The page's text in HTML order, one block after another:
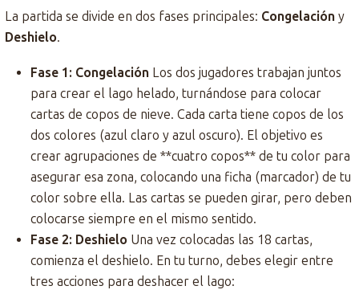
La partida se divide en dos fases principales: Congelación y
Deshielo.
Fase 1: Congelación Los dos jugadores trabajan juntos
para crear el lago helado, turnándose para colocar
cartas de copos de nieve. Cada carta tiene copos de los
dos colores (azul claro y azul oscuro). El objetivo es
crear agrupaciones de **cuatro copos** de tu color para
asegurar esa zona, colocando una ficha (marcador) de tu
color sobre ella. Las cartas se pueden girar, pero deben
colocarse siempre en el mismo sentido.
Fase 2: Deshielo Una vez colocadas las 18 cartas,
comienza el deshielo. En tu turno, debes elegir entre
tres acciones para deshacer el lago: